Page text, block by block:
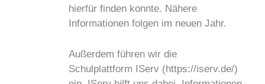
hierfür finden konnte. Nähere
Informationen folgen im neuen Jahr.
Außerdem führen wir die
Schulplattform IServ (https://iserv.de/)